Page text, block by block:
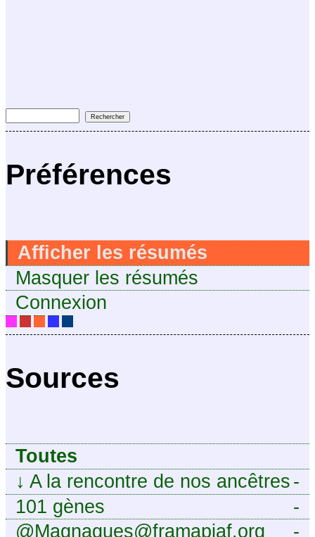
Préférences
Afficher les résumés
Masquer les résumés
Connexion
Sources
Toutes
-
↓ A la rencontre de nos ancêtres
-
101 gènes
-
@Magnagues@framapiaf.org